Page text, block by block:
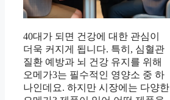
40대가 되면 건강에 대한 관심이
더욱 커지게 됩니다. 특히, 심혈관
질환 예방과 뇌 건강 유지를 위해
오메가3는 필수적인 영양소 중 하
나인데요. 하지만 시장에는 다양한